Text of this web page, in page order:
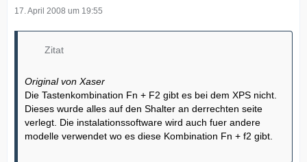
17. April 2008 um 19:55
Zitat
Original von Xaser
Die Tastenkombination Fn + F2 gibt es bei dem XPS nicht.
Dieses wurde alles auf den Shalter an derrechten seite
verlegt. Die instalationssoftware wird auch fuer andere
modelle verwendet wo es diese Kombination Fn + f2 gibt.